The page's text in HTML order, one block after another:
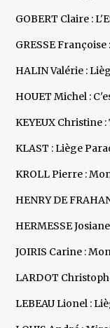
GOBERT Claire :
GRESSE
HALIN Valérie :
HOUET Michel :
KEYEUX Christine
KLAST : Liège
KROLL Pierre :
HENRY DE
HERMESSE
JOIRIS Carine :
LARDOT
LEBEAU Lionel :